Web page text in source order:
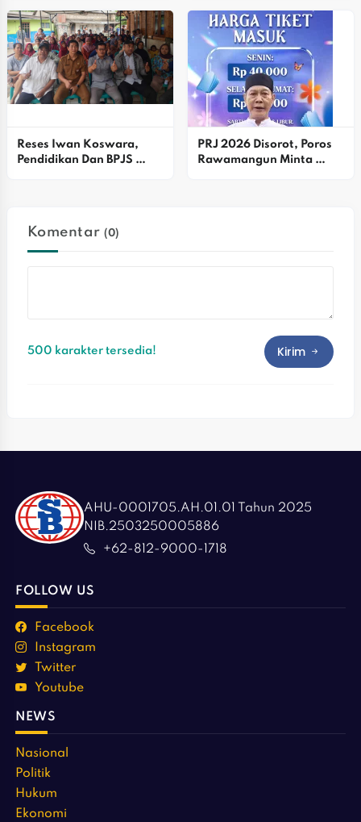
Rekening Pribadi
Wujudkan Momen
Berharga Di Bekasi
Reses Iwan Koswara,
Pendidikan Dan BPJS
PRJ 2026 Disorot, Poros
Rawamangun Minta
Komentar(0)
500 karakter tersedia! Kirim
AHU-0001705.AH.01.01 Tahun 2025
NIB.2503250005886
+62-812-9000-1718
FOLLOW US
Facebook
Instagram
Twitter
Youtube
NEWS
Nasional
Politik
Hukum
Ekonomi